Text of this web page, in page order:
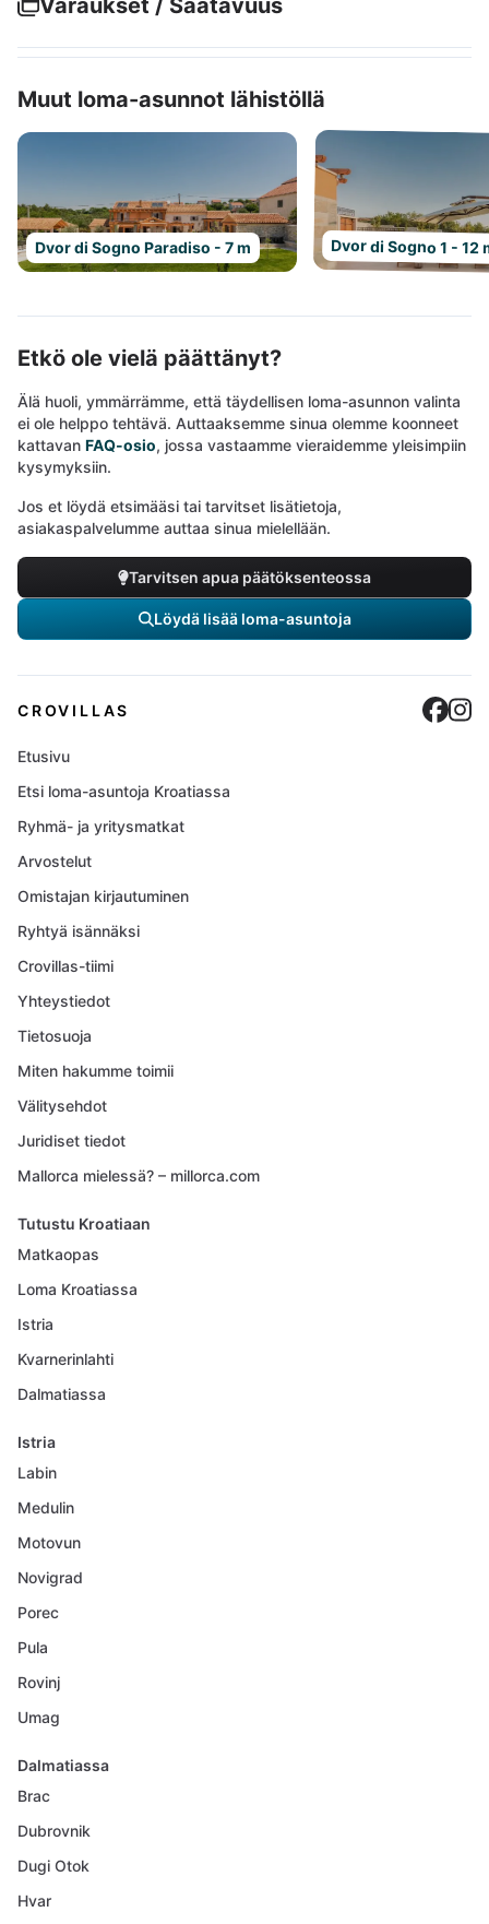
Varaukset / Saatavuus
Muut loma-asunnot lähistöllä
Dvor di Sogno Paradiso - 7 m Dvor di Sogno 1 - 12
Etkö ole vielä päättänyt?
Älä huoli, ymmärrämme, että täydellisen loma-asunnon valinta
ei ole helppo tehtävä. Auttaaksemme sinua olemme koonneet
kattavan FAQ-osio, jossa vastaamme vieraidemme yleisimpiin
kysymyksiin.
Jos et löydä etsimääsi tai tarvitset lisätietoja,
asiakaspalvelumme auttaa sinua mielellään.
Tarvitsen apua päätöksenteossa
Löydä lisää loma-asuntoja
CROVILLAS
Etusivu
Etsi loma-asuntoja Kroatiassa
Ryhmä- ja yritysmatkat
Arvostelut
Omistajan kirjautuminen
Ryhtyä isännäksi
Crovillas-tiimi
Yhteystiedot
Tietosuoja
Miten hakumme toimii
Välitysehdot
Juridiset tiedot
Mallorca mielessä? – millorca.com
Tutustu Kroatiaan
Matkaopas
Loma Kroatiassa
Istria
Kvarnerinlahti
Dalmatiassa
Istria
Labin
Medulin
Motovun
Novigrad
Porec
Pula
Rovinj
Umag
Dalmatiassa
Brac
Dubrovnik
Dugi Otok
Hvar